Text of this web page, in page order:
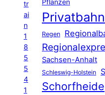
tr
ai
n
1
8
5
5
4
1
Pflanzen
Privatbahn
Regen
Sachsen-Anhalt
Schleswig-Holstein
Schorfheide